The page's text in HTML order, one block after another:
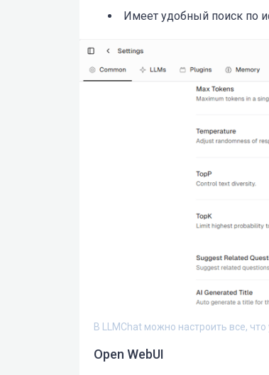
Имеет удобный поиск по
В LLMChat можно настроить все, что
Open WebUI